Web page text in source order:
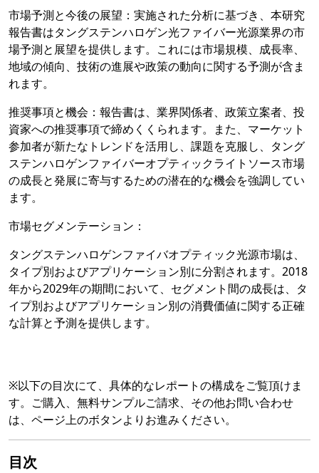
市場予測と今後の展望：実施された分析に基づき、本研究
報告書はタングステンハロゲン光ファイバー光源業界の市
場予測と展望を提供します。これには市場規模、成長率、
地域の傾向、技術の進展や政策の動向に関する予測が含ま
れます。
推奨事項と機会：報告書は、業界関係者、政策立案者、投
資家への推奨事項で締めくくられます。また、マーケット
参加者が新たなトレンドを活用し、課題を克服し、タング
ステンハロゲンファイバーオプティックライトソース市場
の成長と発展に寄与するための潜在的な機会を強調してい
ます。
市場セグメンテーション：
タングステンハロゲンファイバオプティック光源市場は、
タイプ別およびアプリケーション別に分割されます。2018
年から2029年の期間において、セグメント間の成長は、タ
イプ別およびアプリケーション別の消費価値に関する正確
な計算と予測を提供します。
※以下の目次にて、具体的なレポートの構成をご覧頂けま
す。ご購入、無料サンプルご請求、その他お問い合わせ
は、ページ上のボタンよりお進みください。
目次